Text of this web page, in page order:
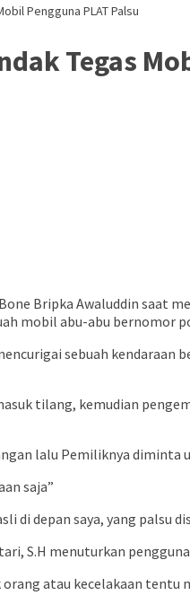
Pengguna PLAT Palsu
Tegas
Bripka Awaluddin saat
mobil abu-abu bernomor
sebuah
tilang, kemudian
lalu Pemiliknya
saja”
di depan saya, yang palsu
S.H menuturkan
atau kecelakaan